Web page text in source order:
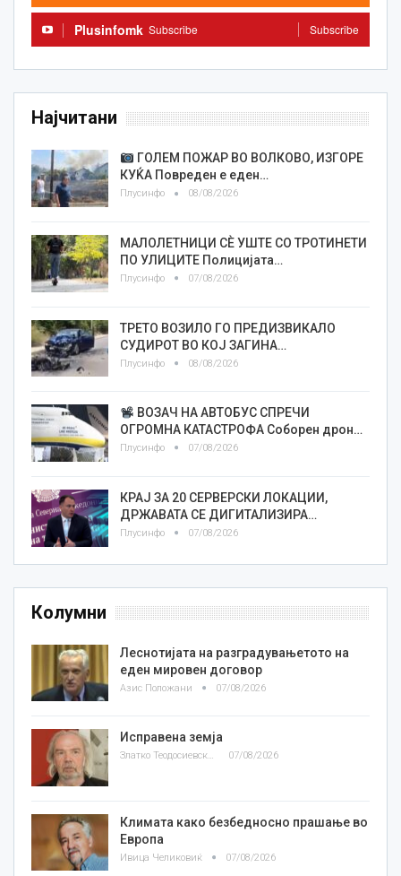
Plusinfomk Subscribe Subscribe
Најчитани
ГОЛЕМ ПОЖАР ВО ВОЛКОВО, ИЗГОРЕ
КУЌА Повреден е еден…
Плусинфо 08/08/2026
МАЛОЛЕТНИЦИ СÈ УШТЕ СО ТРОТИНЕТИ
ПО УЛИЦИТЕ Полицијата…
Плусинфо 07/08/2026
ТРЕТО ВОЗИЛО ГО ПРЕДИЗВИКАЛО
СУДИРОТ ВО КОЈ ЗАГИНА…
Плусинфо 08/08/2026
ВОЗАЧ НА АВТОБУС СПРЕЧИ
ОГРОМНА КАТАСТРОФА Соборен дрон…
Плусинфо 07/08/2026
КРАЈ ЗА 20 СЕРВЕРСКИ ЛОКАЦИИ,
ДРЖАВАТА СЕ ДИГИТАЛИЗИРА…
Плусинфо 07/08/2026
Колумни
Леснотијата на разградувањетото на
еден мировен договор
Азис Положани 07/08/2026
Исправена земја
Златко Теодосиевски 07/08/2026
Климата како безбедносно прашање во
Европа
Ивица Челиковиќ 07/08/2026